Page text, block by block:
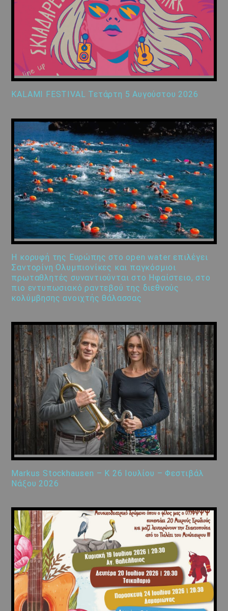
KALAMI FESTIVAL Τετάρτη 5 Αυγούστου 2026
Η κορυφή της Ευρώπης στο open water επιλέγει
Σαντορίνη Ολυμπιονίκες και παγκόσμιοι
πρωταθλητές συναντιούνται στο Ηφαίστειο, στο
πιο εντυπωσιακό ραντεβού της διεθνούς
κολύμβησης ανοιχτής θάλασσας
Markus Stockhausen – K 26 Ιουλίου – Φεστιβάλ
Νάξου 2026